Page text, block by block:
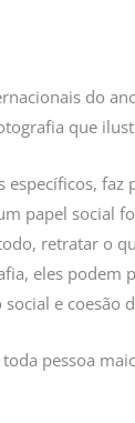
do
que
faz
papel social
retratar o
eles podem
e coesão
pessoa